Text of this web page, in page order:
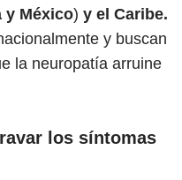
y México) y el Caribe.
y buscan
la neuropatía arruine
los síntomas